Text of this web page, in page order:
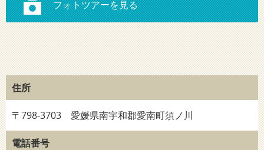
住所
〒798-3703 愛媛県南宇和郡愛南町須ノ川
電話番号